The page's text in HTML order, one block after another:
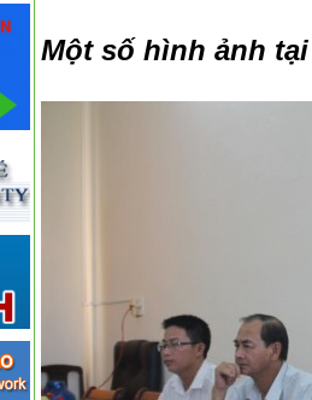
Một số hình ảnh